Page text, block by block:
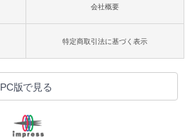
会社概要
特定商取引法に基づく表示
PC版で見る